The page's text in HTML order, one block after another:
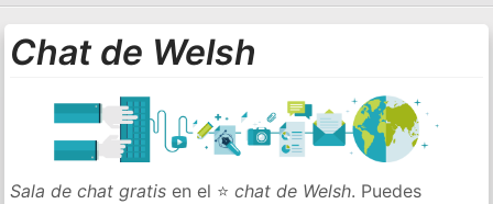
Chat de Welsh
Sala de chat gratis en el ⭐chat de Welsh. Puedes